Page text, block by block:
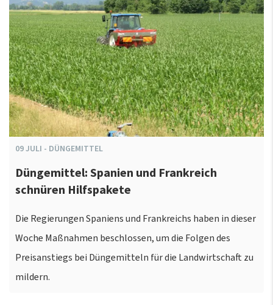
09JULI - DÜNGEMITTEL
Düngemittel: Spanien und Frankreich
schnüren Hilfspakete
Die Regierungen Spaniens und Frankreichs haben in dieser
Woche Maßnahmen beschlossen, um die Folgen des
Preisanstiegs bei Düngemitteln für die Landwirtschaft zu
mildern.